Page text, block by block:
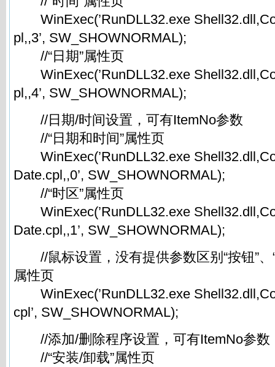
WinExec(’RunDLL32.exe
pl,,3’, SW_SHOWNORMAL);
//“日期”属性页
WinExec(’RunDLL32.exe
pl,,4’, SW_SHOWNORMAL);
//日期/时间设置，可有ItemNo参数
//“日期和时间”属性页
WinExec(’RunDLL32.exe
Date.cpl,,0’, SW_SHOWNORMAL);
//“时区”属性页
WinExec(’RunDLL32.exe
Date.cpl,,1’, SW_SHOWNORMAL);
//鼠标设置，没有提供参数区别“按钮”、“
属性页
WinExec(’RunDLL32.exe
cpl’, SW_SHOWNORMAL);
//添加/删除程序设置，可有ItemNo参数
//“安装/卸载”属性页